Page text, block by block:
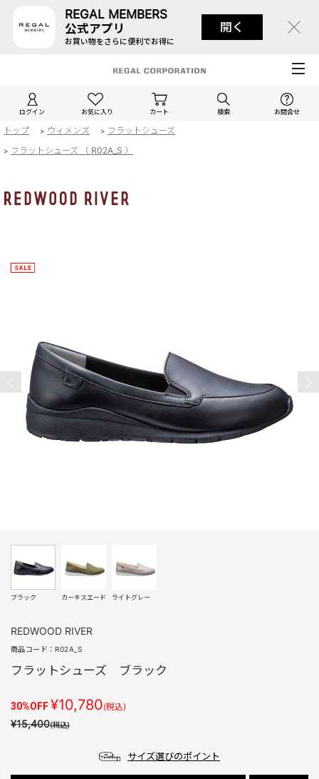
REGAL MEMBERS
公式アプリ
お買い物をさらに便利でお得に
開く
ログイン お気に入り カート 検索 お問合せ
トップ > ウィメンズ > フラットシューズ
> フラットシューズ （ R02A_S ）
ブラック カーキスエード ライトグレー
REDWOOD RIVER
商品コード：R02A_S
フラットシューズ ブラック
30%OFF¥10,780(税込)
¥15,400(税込)
サイズ選びのポイント